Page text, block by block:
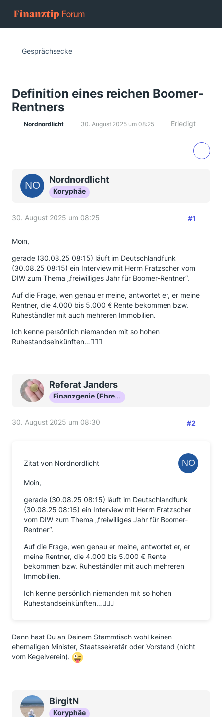
Gesprächsecke
Definition eines reichen Boomer-
Rentners
Nordnordlicht 30. August 2025 um 08:25 Erledigt
Nordnordlicht
Koryphäe
30. August 2025 um 08:25 #1
Moin,
gerade (30.08.25 08:15) läuft im Deutschlandfunk
(30.08.25 08:15) ein Interview mit Herrn Fratzscher vom
DIW zum Thema „freiwilliges Jahr für Boomer-Rentner“.
Auf die Frage, wen genau er meine, antwortet er, er meine
Rentner, die 4.000 bis 5.000 € Rente bekommen bzw.
Ruheständler mit auch mehreren Immobilien.
Ich kenne persönlich niemanden mit so hohen
Ruhestandseinkünften…🤷🏼‍♂️
Referat Janders
Finanzgenie (Ehrenmitglied)
30. August 2025 um 08:30 #2
Zitat von Nordnordlicht
Moin,
gerade (30.08.25 08:15) läuft im Deutschlandfunk
(30.08.25 08:15) ein Interview mit Herrn Fratzscher
vom DIW zum Thema „freiwilliges Jahr für Boomer-
Rentner“.
Auf die Frage, wen genau er meine, antwortet er, er
meine Rentner, die 4.000 bis 5.000 € Rente
bekommen bzw. Ruheständler mit auch mehreren
Immobilien.
Ich kenne persönlich niemanden mit so hohen
Ruhestandseinkünften…🤷🏼‍♂️
Dann hast Du an Deinem Stammtisch wohl keinen
ehemaligen Minister, Staatssekretär oder Vorstand (nicht
vom Kegelverein).
BirgitN
Koryphäe